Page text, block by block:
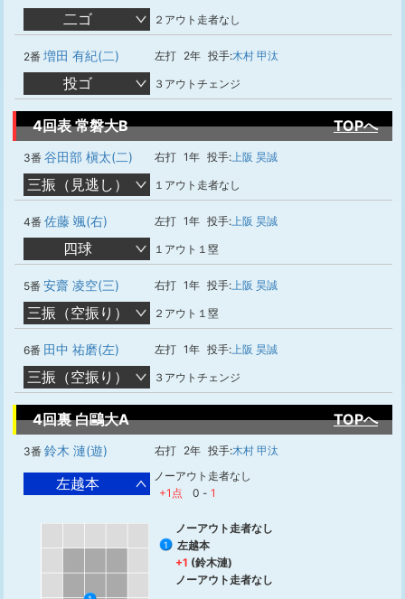
二ゴ ２アウト走者なし
2番 増田 有紀(二) 左打 2年 投手:木村 甲汰
投ゴ ３アウトチェンジ
4回表 常磐大B TOPへ
3番 谷田部 槇太(二) 右打 1年 投手:上阪 昊誠
三振（見逃し） １アウト走者なし
4番 佐藤 颯(右) 左打 1年 投手:上阪 昊誠
四球 １アウト１塁
5番 安齋 凌空(三) 右打 1年 投手:上阪 昊誠
三振（空振り） ２アウト１塁
6番 田中 祐磨(左) 左打 1年 投手:上阪 昊誠
三振（空振り） ３アウトチェンジ
4回裏 白鷗大A TOPへ
3番 鈴木 漣(遊) 右打 2年 投手:木村 甲汰
左越本
ノーアウト走者なし
+1点
0 - 1
ノーアウト走者なし
1
左越本
+1 (鈴木漣)
ノーアウト走者なし